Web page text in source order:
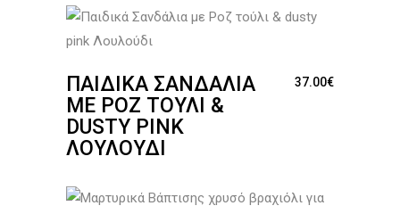
ΠΑΙΔΙΚΆ ΣΑΝΔΆΛΙΑ
ΜΕ ΡΟΖ ΤΟΎΛΙ &
DUSTY PINK
ΛΟΥΛΟΎΔΙ
37.00€